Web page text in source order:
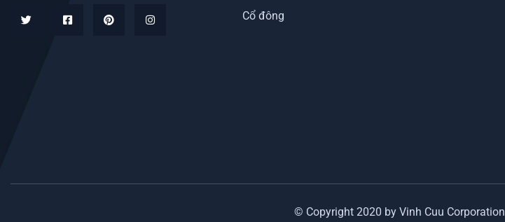
Cổ đông
© Copyright 2020 by Vinh Cuu Corporation